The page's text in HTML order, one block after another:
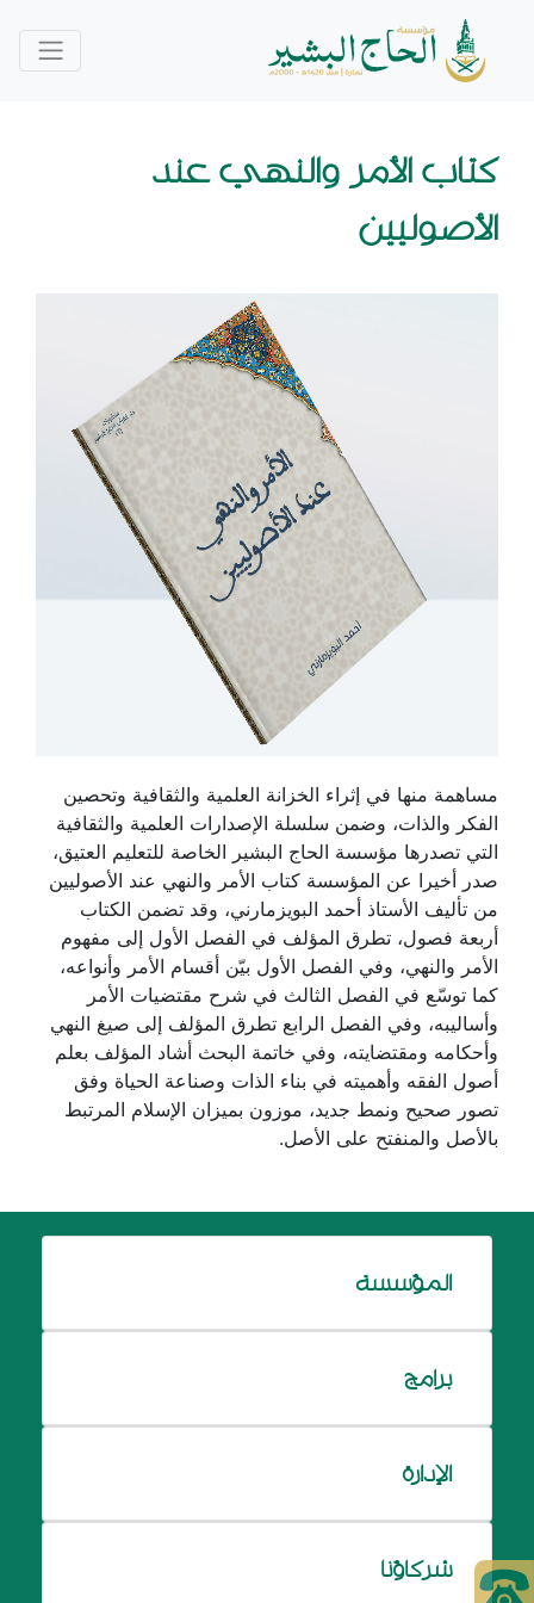
كتاب الأمر والنهي عند
الأصوليين
مساهمة منها في إثراء الخزانة العلمية والثقافية وتحصين
الفكر والذات، وضمن سلسلة الإصدارات العلمية والثقافية
التي تصدرها مؤسسة الحاج البشير الخاصة للتعليم العتيق،
صدر أخيرا عن المؤسسة كتاب الأمر والنهي عند الأصوليين
من تأليف الأستاذ أحمد البويزمارني، وقد تضمن الكتاب
أربعة فصول، تطرق المؤلف في الفصل الأول إلى مفهوم
الأمر والنهي، وفي الفصل الأول بيّن أقسام الأمر وأنواعه،
كما توسّع في الفصل الثالث في شرح مقتضيات الأمر
وأساليبه، وفي الفصل الرابع تطرق المؤلف إلى صيغ النهي
وأحكامه ومقتضايته، وفي خاتمة البحث أشاد المؤلف بعلم
أصول الفقه وأهميته في بناء الذات وصناعة الحياة وفق
تصور صحيح ونمط جديد، موزون بميزان الإسلام المرتبط
بالأصل والمنفتح على الأصل.
المؤسسة
برامج
الإدارة
شركاؤنا